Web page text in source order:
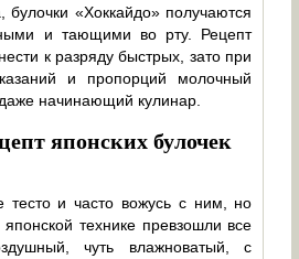
булочки «Хоккайдо» получаются
и тающими во рту. Рецепт
к разряду быстрых, зато при
и пропорций молочный
начинающий кулинар.
японских булочек
и часто вожусь с ним, но
технике превзошли все
чуть влажноватый, с